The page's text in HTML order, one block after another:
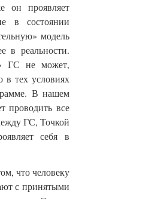
он проявляет
в состоянии
модель
в реальности.
ГС не может,
в тех условиях
В нашем
проводить все
ГС, Точкой
себя в
что человеку
с принятыми